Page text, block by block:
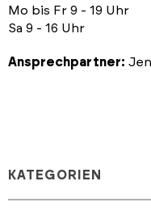
Mo bis Fr 9 - 19 Uhr
Sa 9 - 16 Uhr
Ansprechpartner:
KATEGORIEN